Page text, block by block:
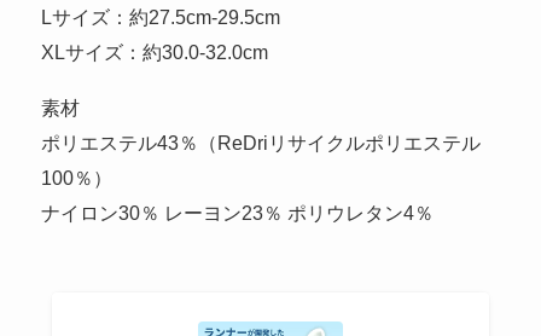
Lサイズ：約27.5cm-29.5cm
XLサイズ：約30.0-32.0cm
素材
ポリエステル43％（ReDriリサイクルポリエステル
100％）
ナイロン30％ レーヨン23％ ポリウレタン4％